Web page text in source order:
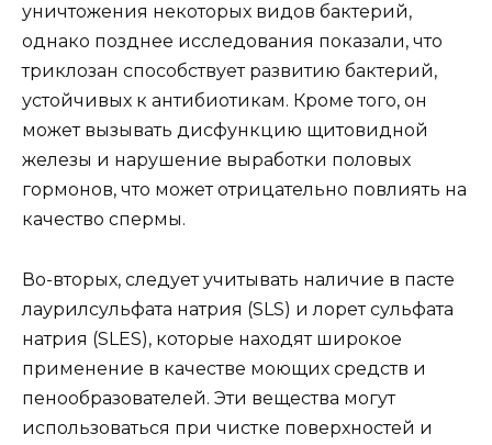
уничтожения некоторых видов бактерий,
однако позднее исследования показали, что
триклозан способствует развитию бактерий,
устойчивых к антибиотикам. Кроме того, он
может вызывать дисфункцию щитовидной
железы и нарушение выработки половых
гормонов, что может отрицательно повлиять на
качество спермы.
Во-вторых, следует учитывать наличие в пасте
лаурилсульфата натрия (SLS) и лорет сульфата
натрия (SLES), которые находят широкое
применение в качестве моющих средств и
пенообразователей. Эти вещества могут
использоваться при чистке поверхностей и